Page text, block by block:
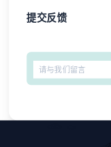
提交反馈